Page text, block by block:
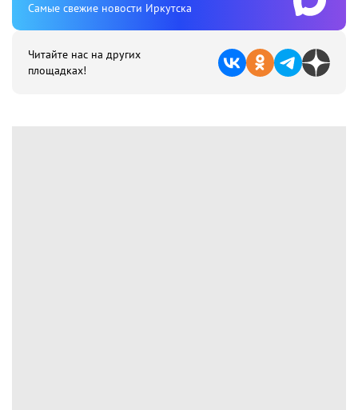
Cамые свежие новости Иркутска
Читайте нас на других
площадках!